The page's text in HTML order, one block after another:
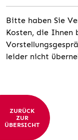
Bitte haben Sie
Kosten, die Ihnen
leider nicht
ZURÜCK
ZUR
ÜBERSICHT